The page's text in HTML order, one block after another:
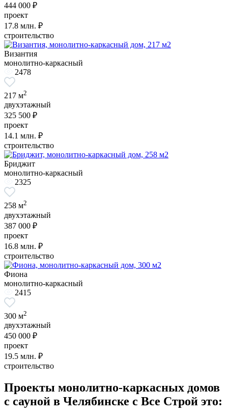
444 000 ₽
проект
17.8 млн. ₽
строительство
Византия
монолитно-каркасный
2478
217 м2
двухэтажный
325 500 ₽
проект
14.1 млн. ₽
строительство
Бриджит
монолитно-каркасный
2325
258 м2
двухэтажный
387 000 ₽
проект
16.8 млн. ₽
строительство
Фиона
монолитно-каркасный
2415
300 м2
двухэтажный
450 000 ₽
проект
19.5 млн. ₽
строительство
Проекты монолитно-каркасных домов
с сауной в Челябинске с Все Строй это: